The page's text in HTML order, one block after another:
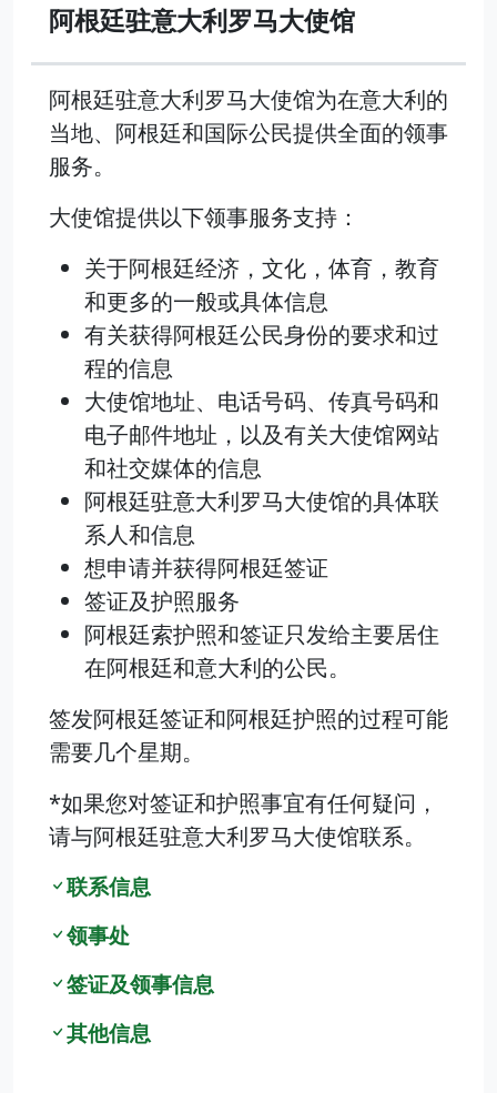
阿根廷驻意大利罗马大使馆
阿根廷驻意大利罗马大使馆为在意大利的
当地、阿根廷和国际公民提供全面的领事
服务。
大使馆提供以下领事服务支持：
关于阿根廷经济，文化，体育，教育
和更多的一般或具体信息
有关获得阿根廷公民身份的要求和过
程的信息
大使馆地址、电话号码、传真号码和
电子邮件地址，以及有关大使馆网站
和社交媒体的信息
阿根廷驻意大利罗马大使馆的具体联
系人和信息
想申请并获得阿根廷签证
签证及护照服务
阿根廷索护照和签证只发给主要居住
在阿根廷和意大利的公民。
签发阿根廷签证和阿根廷护照的过程可能
需要几个星期。
*如果您对签证和护照事宜有任何疑问，
请与阿根廷驻意大利罗马大使馆联系。
联系信息
领事处
签证及领事信息
其他信息